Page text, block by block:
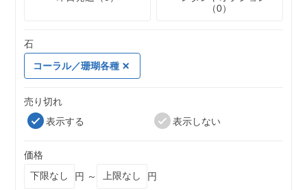
（0）
石
コーラル／珊瑚各種
売り切れ
表示する
表示しない
価格
円 ～
円